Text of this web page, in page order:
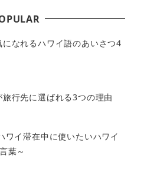
になれるハワイ語のあいさつ4
旅行先に選ばれる3つの理由
ワイ滞在中に使いたいハワイ
葉～